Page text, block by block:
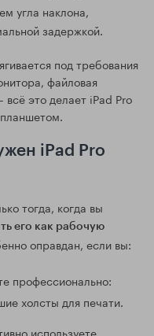
угла наклона,
задержкой.
под требования
файловая
это делает iPad Pro
iPad Pro
тогда, когда вы
его как рабочую
оправдан, если вы:
профессионально:
холсты для печати.
используете